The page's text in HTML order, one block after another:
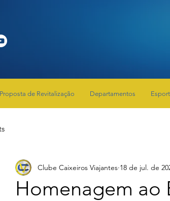
Proposta de Revitalização Departamentos
Homenagem ao
Clube Caixeiros Viajantes 18 de jul. de